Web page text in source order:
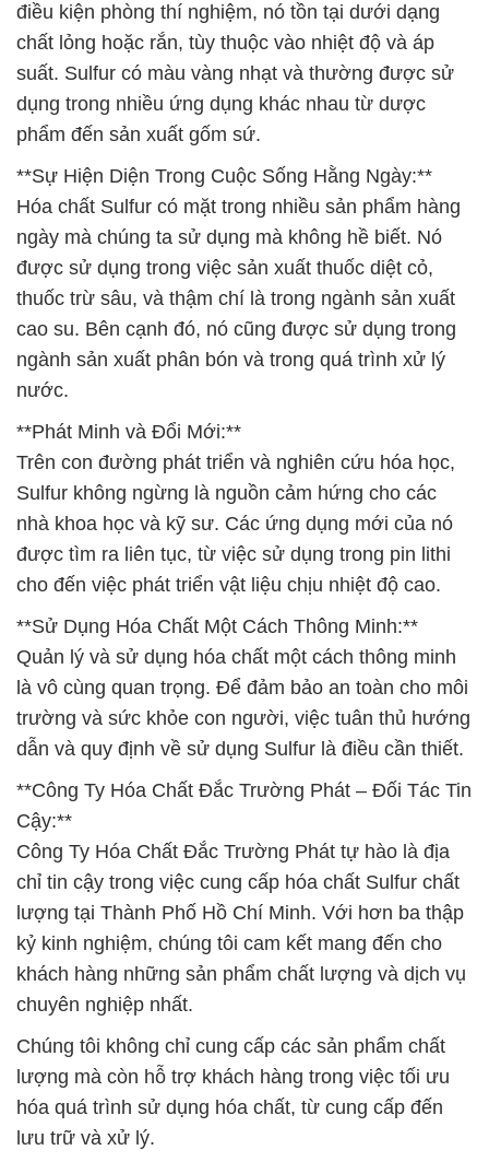
điều kiện phòng thí nghiệm, nó tồn tại dưới dạng
chất lỏng hoặc rắn, tùy thuộc vào nhiệt độ và áp
suất. Sulfur có màu vàng nhạt và thường được sử
dụng trong nhiều ứng dụng khác nhau từ dược
phẩm đến sản xuất gốm sứ.
**Sự Hiện Diện Trong Cuộc Sống Hằng Ngày:**
Hóa chất Sulfur có mặt trong nhiều sản phẩm hàng
ngày mà chúng ta sử dụng mà không hề biết. Nó
được sử dụng trong việc sản xuất thuốc diệt cỏ,
thuốc trừ sâu, và thậm chí là trong ngành sản xuất
cao su. Bên cạnh đó, nó cũng được sử dụng trong
ngành sản xuất phân bón và trong quá trình xử lý
nước.
**Phát Minh và Đổi Mới:**
Trên con đường phát triển và nghiên cứu hóa học,
Sulfur không ngừng là nguồn cảm hứng cho các
nhà khoa học và kỹ sư. Các ứng dụng mới của nó
được tìm ra liên tục, từ việc sử dụng trong pin lithi
cho đến việc phát triển vật liệu chịu nhiệt độ cao.
**Sử Dụng Hóa Chất Một Cách Thông Minh:**
Quản lý và sử dụng hóa chất một cách thông minh
là vô cùng quan trọng. Để đảm bảo an toàn cho môi
trường và sức khỏe con người, việc tuân thủ hướng
dẫn và quy định về sử dụng Sulfur là điều cần thiết.
**Công Ty Hóa Chất Đắc Trường Phát – Đối Tác Tin
Cậy:**
Công Ty Hóa Chất Đắc Trường Phát tự hào là địa
chỉ tin cậy trong việc cung cấp hóa chất Sulfur chất
lượng tại Thành Phố Hồ Chí Minh. Với hơn ba thập
kỷ kinh nghiệm, chúng tôi cam kết mang đến cho
khách hàng những sản phẩm chất lượng và dịch vụ
chuyên nghiệp nhất.
Chúng tôi không chỉ cung cấp các sản phẩm chất
lượng mà còn hỗ trợ khách hàng trong việc tối ưu
hóa quá trình sử dụng hóa chất, từ cung cấp đến
lưu trữ và xử lý.